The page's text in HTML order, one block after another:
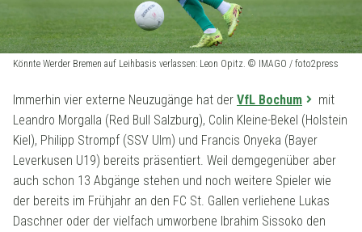
Könnte Werder Bremen auf Leihbasis verlassen: Leon Opitz. © IMAGO / foto2press
Immerhin vier externe Neuzugänge hat der VfL Bochum
mit
Leandro Morgalla (Red Bull Salzburg), Colin Kleine-Bekel (Holstein
Kiel), Philipp Strompf (SSV Ulm) und Francis Onyeka (Bayer
Leverkusen U19) bereits präsentiert. Weil demgegenüber aber
auch schon 13 Abgänge stehen und noch weitere Spieler wie
der bereits im Frühjahr an den FC St. Gallen verliehene Lukas
Daschner oder der vielfach umworbene Ibrahim Sissoko den